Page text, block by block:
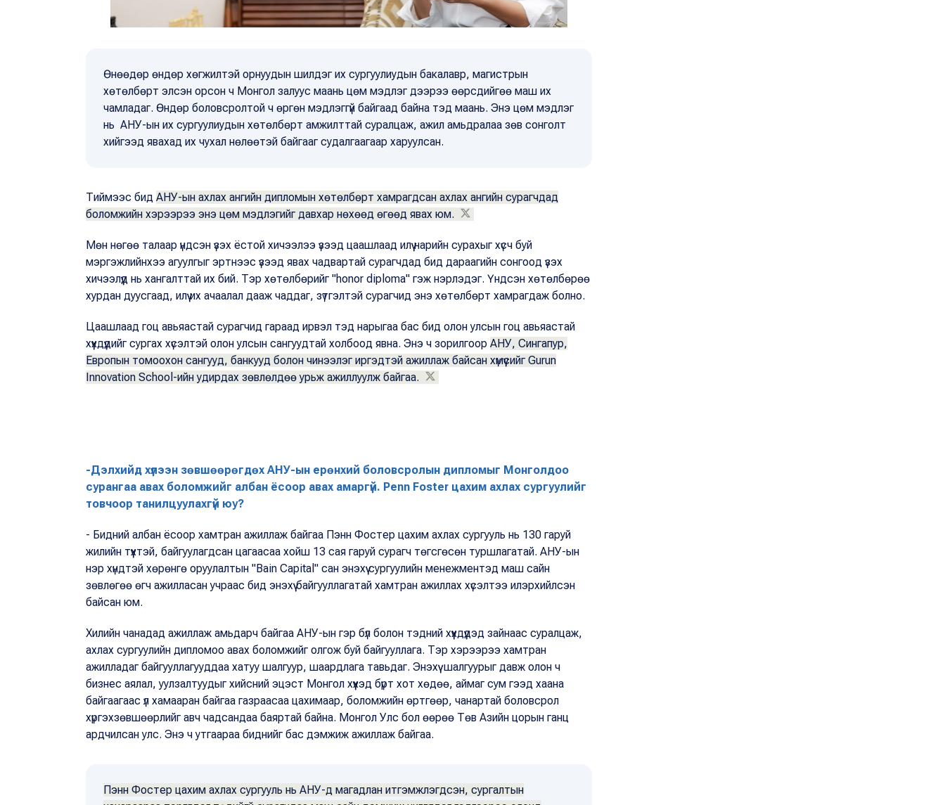
Өнөөдөр өндөр хөгжилтэй орнуудын шилдэг их сургуулиудын бакалавр, магистрын
хөтөлбөрт элсэн орсон ч Монгол залуус маань цөм мэдлэг дээрээ өөрсдийгөө маш их
чамладаг. Өндөр боловсролтой ч өргөн мэдлэггүй байгаад байна тэд маань. Энэ цөм мэдлэг
нь АНУ-ын их сургуулиудын хөтөлбөрт амжилттай суралцаж, ажил амьдралаа зөв сонголт
хийгээд явахад их чухал нөлөөтэй байгааг судалгаагаар харуулсан.
Тиймээс бид АНУ-ын ахлах ангийн дипломын хөтөлбөрт хамрагдсан ахлах ангийн сурагчдад
боломжийн хэрээрээ энэ цөм мэдлэгийг давхар нөхөөд өгөөд явах юм.
Мөн нөгөө талаар үндсэн үзэх ёстой хичээлээ үзээд цаашлаад илүү нарийн сурахыг хүсч буй
мэргэжлийнхээ агуулгыг эртнээс үзээд явах чадвартай сурагчдад бид дараагийн сонгоод үзэх
хичээлүүд нь хангалттай их бий. Тэр хөтөлбөрийг "honor diploma" гэж нэрлэдэг. Үндсэн хөтөлбөрөө
хурдан дуусгаад, илүү их ачаалал дааж чаддаг, зүтгэлтэй сурагчид энэ хөтөлбөрт хамрагдаж болно.
Цаашлаад гоц авьяастай сурагчид гараад ирвэл тэд нарыгаа бас бид олон улсын гоц авьяастай
хүүхдүүдийг сургах хүсэлтэй олон улсын сангуудтай холбоод явна. Энэ ч зорилгоор АНУ, Сингапур,
Европын томоохон сангууд, банкууд болон чинээлэг иргэдтэй ажиллаж байсан хүмүүсийг Gurun
Innovation School-ийн удирдах зөвлөлдөө урьж ажиллуулж байгаа.
-Дэлхийд хүлээн зөвшөөрөгдөх АНУ-ын ерөнхий боловсролын дипломыг Монголдоо
сурангаа авах боломжийг албан ёсоор авах амаргүй. Penn Foster цахим ахлах сургуулийг
товчоор танилцуулахгүй юу?
- Бидний албан ёсоор хамтран ажиллаж байгаа Пэнн Фостер цахим ахлах сургууль нь 130 гаруй
жилийн түүхтэй, байгуулагдсан цагаасаа хойш 13 сая гаруй сурагч төгсгөсөн туршлагатай. АНУ-ын
нэр хүндтэй хөрөнгө оруулалтын "Bain Capital" сан энэхүү сургуулийн менежментэд маш сайн
зөвлөгөө өгч ажилласан учраас бид энэхүү байгууллагатай хамтран ажиллах хүсэлтээ илэрхийлсэн
байсан юм.
Хилийн чанадад ажиллаж амьдарч байгаа АНУ-ын гэр бүл болон тэдний хүүхдүүдэд зайнаас суралцаж,
ахлах сургуулийн дипломоо авах боломжийг олгож буй байгууллага. Тэр хэрээрээ хамтран
ажилладаг байгууллагууддаа хатуу шалгуур, шаардлага тавьдаг. Энэхүү шалгуурыг давж олон ч
бизнес аялал, уулзалтуудыг хийсний эцэст Монгол хүүхэд бүрт хот хөдөө, аймаг сум гээд хаана
байгаагаас үл хамааран байгаа газраасаа цахимаар, боломжийн өртгөөр, чанартай боловсрол
хүргэхзөвшөөрлийг авч чадсандаа баяртай байна. Монгол Улс бол өөрөө Төв Азийн цорын ганц
ардчилсан улс. Энэ ч утгаараа биднийг бас дэмжиж ажиллаж байгаа.
Пэнн Фостер цахим ахлах сургууль нь АНУ-д магадлан итгэмжлэгдсэн, сургалтын